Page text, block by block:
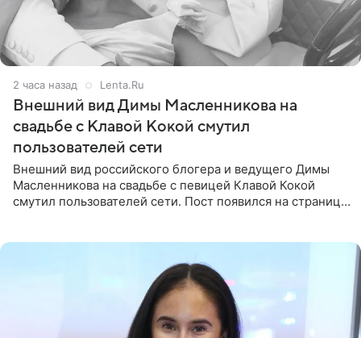
2 часа назад Lenta.Ru
Внешний вид Димы Масленникова на
свадьбе с Клавой Кокой смутил
пользователей сети
Внешний вид российского блогера и ведущего Димы
Масленникова на свадьбе с певицей Клавой Кокой
смутил пользователей сети. Пост появился на странице